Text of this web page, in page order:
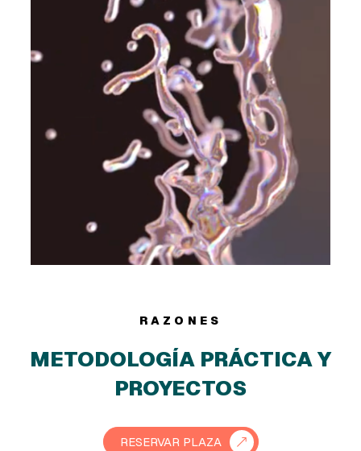
RAZONES
METODOLOGÍA PRÁCTICA Y
PROYECTOS
RESERVAR PLAZA